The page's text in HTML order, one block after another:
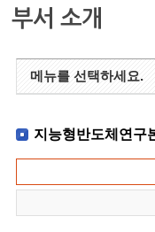
부서 소개
메뉴를 선택하세요.
지능형반도체연구